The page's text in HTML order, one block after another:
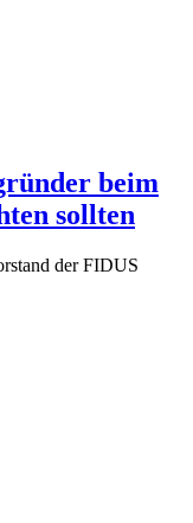
beim
sollten
der FIDUS